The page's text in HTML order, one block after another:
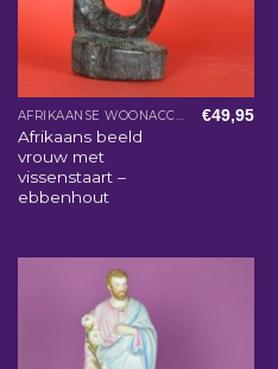
AFRIKAANSE WOONACCESSOIRES
Afrikaans beeld
vrouw met
vissenstaart –
ebbenhout
€49,95